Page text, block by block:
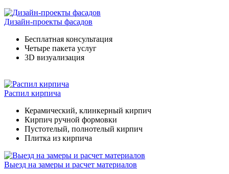
Дизайн-проекты фасадов
Бесплатная консультация
Четыре пакета услуг
3D визуализация
Распил кирпича
Керамический, клинкерный кирпич
Кирпич ручной формовки
Пустотелый, полнотелый кирпич
Плитка из кирпича
Выезд на замеры и расчет материалов